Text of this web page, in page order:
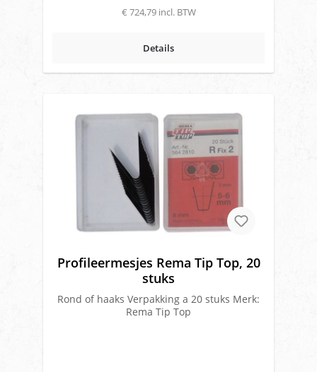
€ 724,79 incl. BTW
Details
Profileermesjes Rema Tip Top, 20
stuks
Rond of haaks Verpakking a 20 stuks Merk:
Rema Tip Top